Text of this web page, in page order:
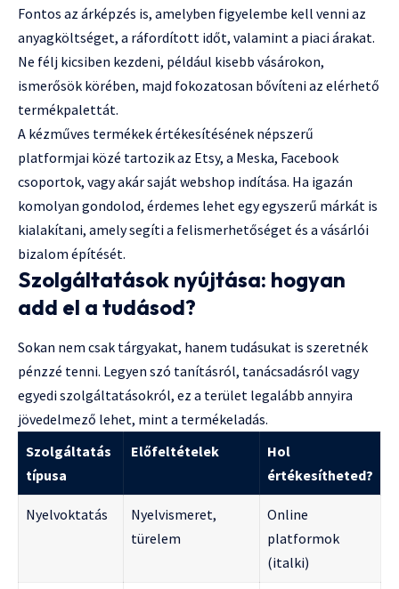
Fontos az árképzés is, amelyben figyelembe kell venni az
anyagköltséget, a ráfordított időt, valamint a piaci árakat.
Ne félj kicsiben kezdeni, például kisebb vásárokon,
ismerősök körében, majd fokozatosan bővíteni az elérhető
termékpalettát.
A kézműves termékek értékesítésének népszerű
platformjai közé tartozik az Etsy, a Meska, Facebook
csoportok, vagy akár saját webshop indítása. Ha igazán
komolyan gondolod, érdemes lehet egy egyszerű márkát is
kialakítani, amely segíti a felismerhetőséget és a vásárlói
bizalom építését.
Szolgáltatások nyújtása: hogyan
add el a tudásod?
Sokan nem csak tárgyakat, hanem tudásukat is szeretnék
pénzzé tenni. Legyen szó tanításról, tanácsadásról vagy
egyedi szolgáltatásokról, ez a terület legalább annyira
jövedelmező lehet, mint a termékeladás.
Szolgáltatás
típusa
Előfeltételek
Hol
értékesítheted?
Nyelvoktatás
Nyelvismeret,
türelem
Online
platformok
(italki)